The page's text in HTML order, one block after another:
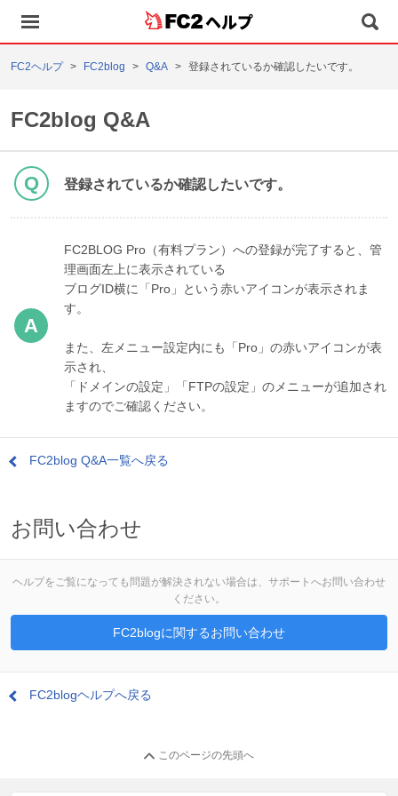
ヘルプ
FC2ヘルプ FC2blog Q&A 登録されているか確認したいです。
FC2blog Q&A
登録されているか確認したいです。
FC2BLOG Pro（有料プラン）への登録が完了すると、管
理画面左上に表示されている
ブログID横に「Pro」という赤いアイコンが表示されま
す。
また、左メニュー設定内にも「Pro」の赤いアイコンが表
示され、
「ドメインの設定」「FTPの設定」のメニューが追加され
ますのでご確認ください。
FC2blog Q&A一覧へ戻る
お問い合わせ
ヘルプをご覧になっても問題が解決されない場合は、サポートへお問い合わせ
ください。
FC2blogに関するお問い合わせ
FC2blogヘルプへ戻る
このページの先頭へ